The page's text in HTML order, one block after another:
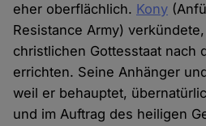
eher oberflächlich. Kony
Resistance Army)
christlichen Gottesstaat nach
errichten. Seine Anhänger
weil er behauptet,
und im Auftrag des heiligen